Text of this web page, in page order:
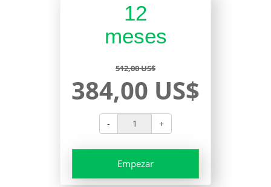
12
meses
512,00 US$
384,00 US$
- +
Empezar